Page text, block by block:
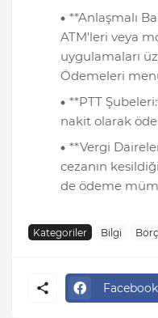
**Anlaşmalı
ATM'leri veya
uygulamaları
Ödemeleri
**PTT
nakit olarak
**Vergi
cezanın
de ödeme
Kategoriler Bilgi
Facebook